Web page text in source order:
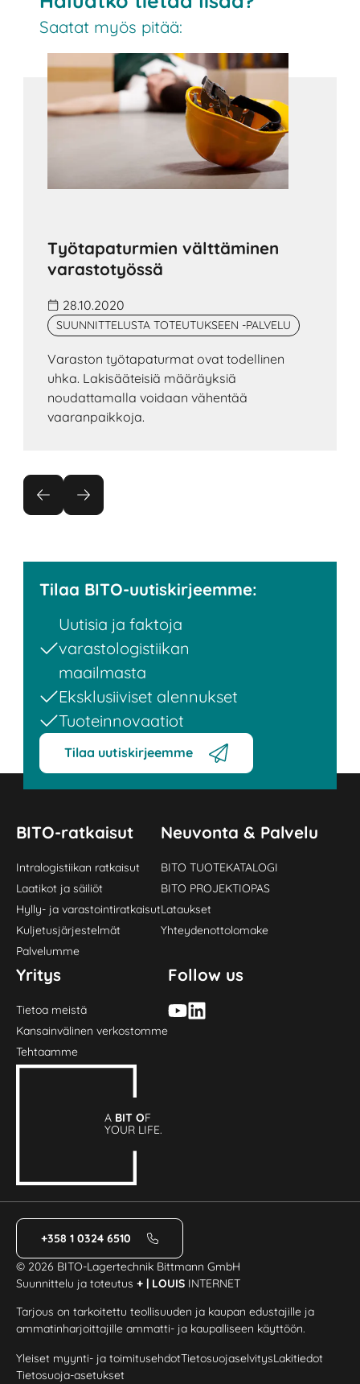
Saatat myös pitää:
Työtapaturmien välttäminen
varastotyössä
28.10.2020
SUUNNITTELUSTA TOTEUTUKSEEN -PALVELU
Varaston työtapaturmat ovat todellinen
uhka. Lakisääteisiä määräyksiä
noudattamalla voidaan vähentää
vaaranpaikkoja.
Tilaa BITO-uutiskirjeemme:
Uutisia ja faktoja
varastologistiikan
maailmasta
Eksklusiiviset alennukset
Tuoteinnovaatiot
Tilaa uutiskirjeemme
BITO-ratkaisut
Intralogistiikan ratkaisut
Laatikot ja säiliöt
Hylly- ja varastointiratkaisut
Kuljetusjärjestelmät
Palvelumme
Neuvonta & Palvelu
BITO TUOTEKATALOGI
BITO PROJEKTIOPAS
Lataukset
Yhteydenottolomake
Yritys
Tietoa meistä
Kansainvälinen verkostomme
Tehtaamme
Follow us
A BIT OF
YOUR LIFE.
+358 1 0324 6510
© 2026 BITO-Lagertechnik Bittmann GmbH
Suunnittelu ja toteutus+ | LOUIS INTERNET
Tarjous on tarkoitettu teollisuuden ja kaupan edustajille ja
ammatinharjoittajille ammatti- ja kaupalliseen käyttöön.
Yleiset myynti- ja toimitusehdotTietosuojaselvitysLakitiedot
Tietosuoja-asetukset